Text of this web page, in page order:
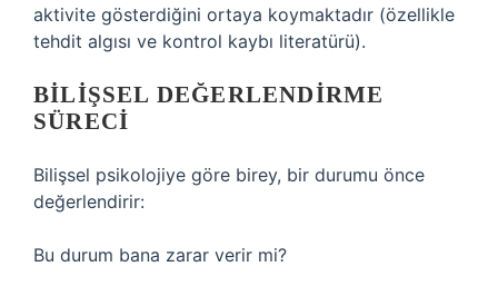
aktivite gösterdiğini ortaya koymaktadır (özellikle
tehdit algısı ve kontrol kaybı literatürü).
BILIŞSEL DEĞERLENDIRME
SÜRECI
Bilişsel psikolojiye göre birey, bir durumu önce
değerlendirir:
Bu durum bana zarar verir mi?